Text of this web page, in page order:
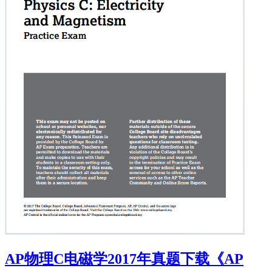
AP物理C电磁学2017年真题下载《AP